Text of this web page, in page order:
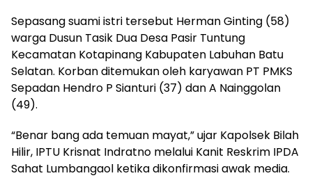
Sepasang suami istri tersebut Herman Ginting (58)
warga Dusun Tasik Dua Desa Pasir Tuntung
Kecamatan Kotapinang Kabupaten Labuhan Batu
Selatan. Korban ditemukan oleh karyawan PT PMKS
Sepadan Hendro P Sianturi (37) dan A Nainggolan
(49).
“Benar bang ada temuan mayat,” ujar Kapolsek Bilah
Hilir, IPTU Krisnat Indratno melalui Kanit Reskrim IPDA
Sahat Lumbangaol ketika dikonfirmasi awak media.